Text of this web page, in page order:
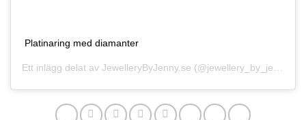
Platinaring med diamanter
Ett inlägg delat av JewelleryByJenny.se (@jewellery_by_jenny)